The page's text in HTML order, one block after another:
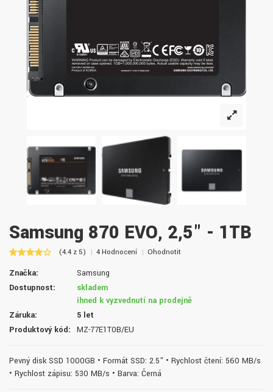
Samsung 870 EVO, 2,5" - 1TB
(4.4 z 5) 4 Hodnocení Ohodnotit
Značka:
Samsung
Dostupnost:
skladem
ihned k vyzvednutí na prodejně
Záruka:
5 let
Produktový kód:
MZ-77E1T0B/EU
Pevný disk SSD 1000GB • Formát SSD: 2.5" • Rychlost čtení: 560 MB/s
• Rychlost zápisu: 530 MB/s • Barva: Černá